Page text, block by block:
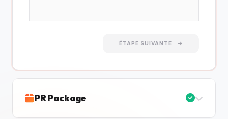
ÉTAPE SUIVANTE
PR Package